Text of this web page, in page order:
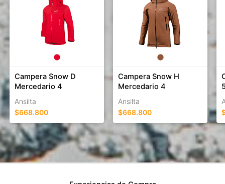
Campera Snow D
Mercedario 4
Ansilta
$668.800
Campera Snow H
Mercedario 4
Ansilta
$668.800